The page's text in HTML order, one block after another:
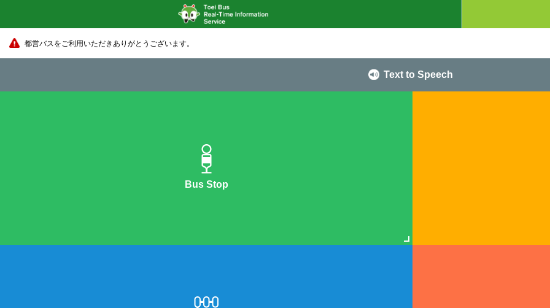
都営バスをご利用いただきありがとうございます。
Text to Speech
Bus Stop